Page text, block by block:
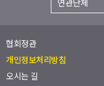
협회정관
개인정보처리방침
오시는 길